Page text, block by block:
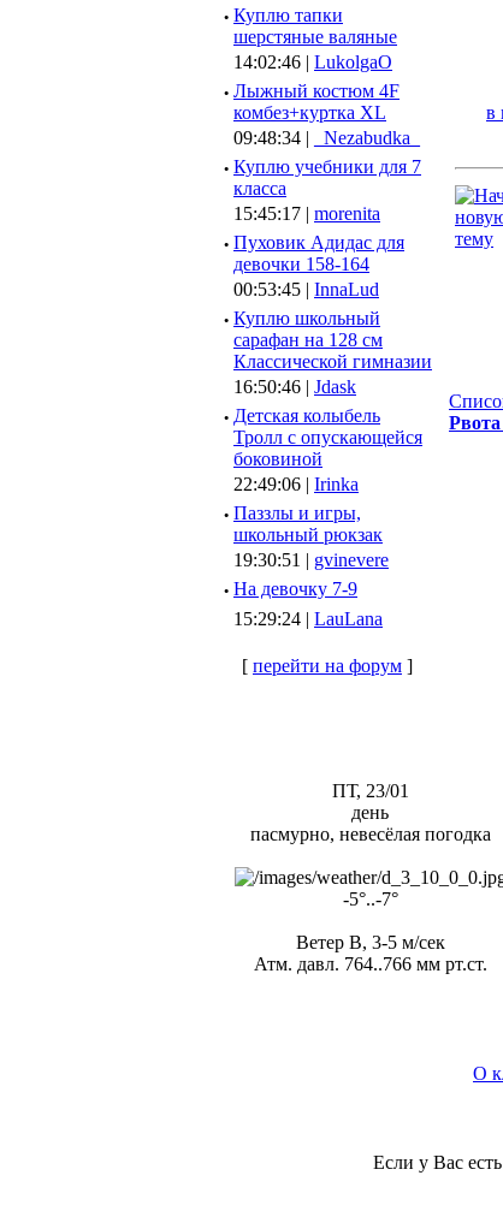
· Куплю тапки
шерстяные валяные
14:02:46 | LukolgaO
· Лыжный костюм 4F
комбез+куртка XL
09:48:34 |
_Nezabudka_
· Куплю учебники для 7
класса
15:45:17 | morenita
· Пуховик Адидас для
девочки 158-164
00:53:45 | InnaLud
· Куплю школьный
сарафан на 128 см
Классической гимназии
16:50:46 | Jdask
· Детская колыбель
Тролл с опускающейся
боковиной
22:49:06 | Irinka
· Паззлы и игры,
школьный рюкзак
19:30:51 | gvinevere
· Hа девочку 7-9
15:29:24 | LauLana
[ перейти на форум ]
в
ПТ, 23/01
день
пасмурно, невесёлая погодка
-5°..-7°
Ветер В, 3-5 м/сек
Атм. давл. 764..766 мм рт.ст.
О
Если у Вас